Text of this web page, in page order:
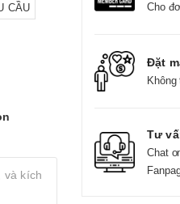
CẦU
và kích
Cho
Đặt
Tư
Chat